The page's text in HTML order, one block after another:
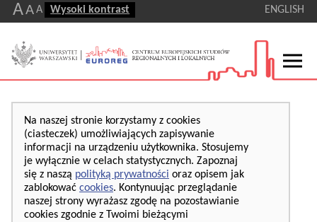
AA A Wysoki kontrast ENGLISH
Na naszej stronie korzystamy z cookies
(ciasteczek) umożliwiających zapisywanie
informacji na urządzeniu użytkownika. Stosujemy
je wyłącznie w celach statystycznych. Zapoznaj
się z naszą polityką prywatności oraz opisem jak
zablokować cookies. Kontynuując przeglądanie
naszej strony wyrażasz zgodę na pozostawianie
cookies zgodnie z Twoimi bieżącymi